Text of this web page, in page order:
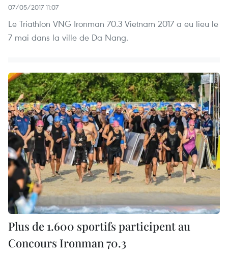
07/05/2017 11:07
Le Triathlon VNG Ironman 70.3 Vietnam 2017 a eu lieu le
7 mai dans la ville de Da Nang.
Plus de 1.600 sportifs participent au
Concours Ironman 70.3